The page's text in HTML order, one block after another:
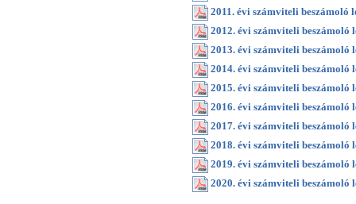
2011. évi számviteli beszámoló
2012. évi számviteli beszámoló
2013. évi számviteli beszámoló
2014. évi számviteli beszámoló
2015. évi számviteli beszámoló
2016. évi számviteli beszámoló
2017. évi számviteli beszámoló
2018. évi számviteli beszámoló
2019. évi számviteli beszámoló
2020. évi számviteli beszámoló